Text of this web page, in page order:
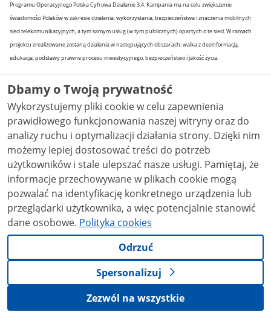
Programu Operacyjnego Polska Cyfrowa Działanie 3.4. Kampania ma na celu zwiększenie
świadomości Polaków w zakresie działania, wykorzystania, bezpieczeństwa i znaczenia mobilnych
sieci telekomunikacyjnych, a tym samym usług (w tym publicznych) opartych o te sieci. W ramach
projektu zrealizowane zostaną działania w następujących obszarach: walka z dezinformacją,
edukacja, podstawy prawne procesu inwestycyjnego, bezpieczeństwo i jakość życia.
Wideo
Podstawa prawna
Ustawa z dnia 27 kwietnia 2001 r. Prawo ochrony
Dbamy o Twoją prywatność
Wykorzystujemy pliki cookie w celu zapewnienia
prawidłowego funkcjonowania naszej witryny oraz do
analizy ruchu i optymalizacji działania strony. Dzięki nim
możemy lepiej dostosować treści do potrzeb
użytkowników i stale ulepszać nasze usługi. Pamiętaj, że
informacje przechowywane w plikach cookie mogą
pozwalać na identyfikację konkretnego urządzenia lub
przeglądarki użytkownika, a więc potencjalnie stanowić
dane osobowe. Polityka cookies
Odrzuć
Spersonalizuj
Zezwól na wszystkie